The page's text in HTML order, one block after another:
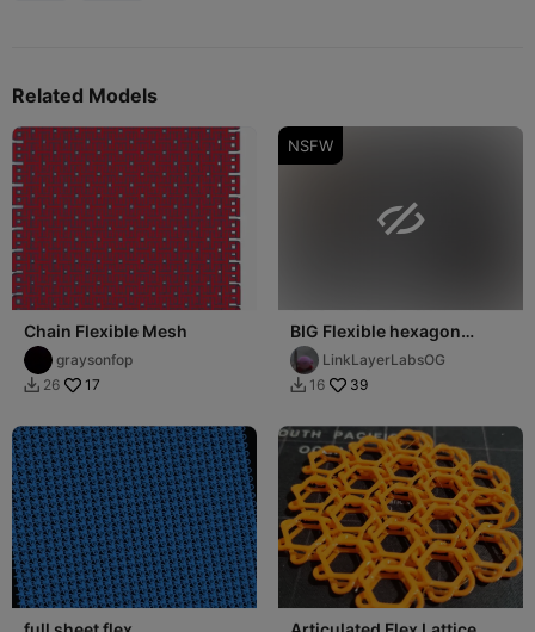
Related Models
Chain Flexible Mesh
graysonfop
 26 17
NSFW

BIG Flexible hexagon
fabric mesh (its not bad
look the desc)
LinkLayerLabsOG
 16 39